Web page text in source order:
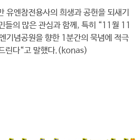
엔참전용사의 희생과 공헌을 되새기
들의 많은 관심과 함께, 특히 “11월 11
기념공원을 향한 1분간의 묵념에 적극
린다“고 말했다.(konas)